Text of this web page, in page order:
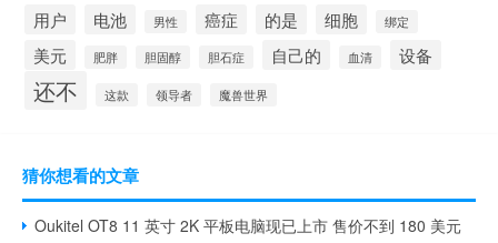
用户 电池 男性 癌症 的是 细胞 绑定
美元 肥胖 胆固醇 胆石症 自己的 血清 设备
还不 这款 领导者 魔兽世界
猜你想看的文章
Oukitel OT8 11 英寸 2K 平板电脑现已上市 售价不到 180 美元